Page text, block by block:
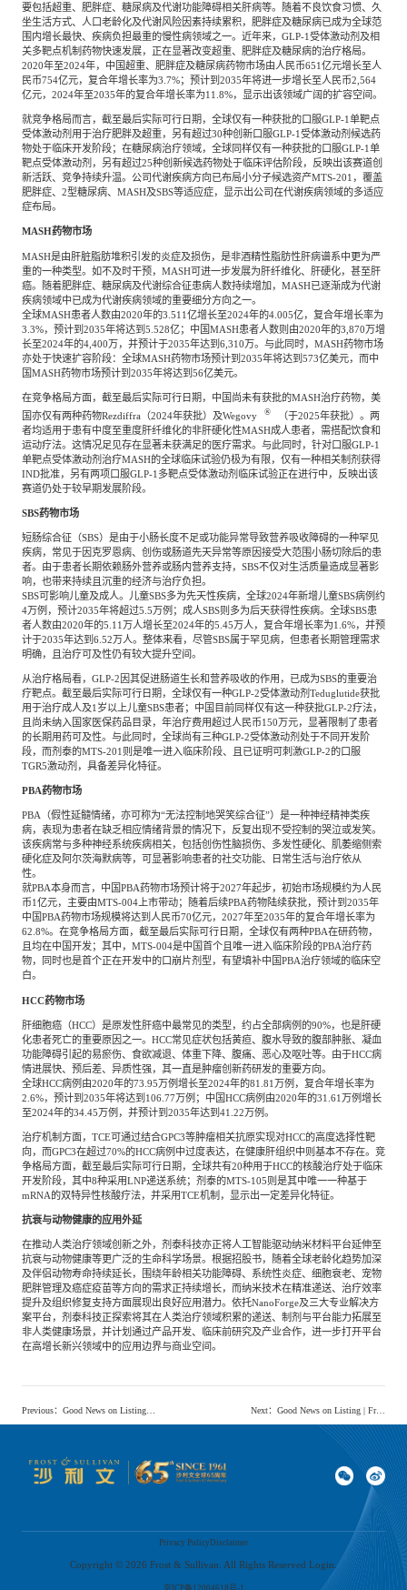
要包括超重、肥胖症、糖尿病及代谢功能障碍相关肝病等。随着不良饮食习惯、久
坐生活方式、人口老龄化及代谢风险因素持续累积，肥胖症及糖尿病已成为全球范
围内增长最快、疾病负担最重的慢性病领域之一。近年来， GLP-1受体激动剂及相
关多靶点机制药物快速发展，正在显著改变超重、肥胖症及糖尿病的治疗格局。
2020年至2024年，中国超重、肥胖症及糖尿病药物市场由人民币651亿元增长至人
民币754亿元，复合年增长率为3.7%；预计到2035年将进一步增长至人民币2,564
亿元，2024年至2035年的复合年增长率为11.8%，显示出该领域广阔的扩容空间。
就竞争格局而言，截至最后实际可行日期，全球仅有一种获批的口服GLP-1单靶点
受体激动剂用于治疗肥胖及超重，另有超过30种创新口服GLP-1受体激动剂候选药
物处于临床开发阶段；在糖尿病治疗领域，全球同样仅有一种获批的口服GLP-1单
靶点受体激动剂，另有超过25种创新候选药物处于临床评估阶段，反映出该赛道创
新活跃、竞争持续升温。公司代谢疾病方向已布局小分子候选资产MTS-201，覆盖
肥胖症、2型糖尿病、MASH及SBS等适应症，显示出公司在代谢疾病领域的多适应
症布局。
MASH药物市场
MASH是由肝脏脂肪堆积引发的炎症及损伤，是非酒精性脂肪性肝病谱系中更为严
重的一种类型。如不及时干预，MASH可进一步发展为肝纤维化、肝硬化，甚至肝
癌。随着肥胖症、糖尿病及代谢综合征患病人数持续增加，MASH已逐渐成为代谢
疾病领域中已成为代谢疾病领域的重要细分方向之一。
全球MASH患者人数由2020年的3.511亿增长至2024年的4.005亿，复合年增长率为
3.3%，预计到2035年将达到5.528亿；中国MASH患者人数则由2020年的3,870万增
长至2024年的4,400万，并预计于2035年达到6,310万。与此同时，MASH药物市场
亦处于快速扩容阶段：全球MASH药物市场预计到2035年将达到573亿美元，而中
国MASH药物市场预计到2035年将达到56亿美元。
在竞争格局方面，截至最后实际可行日期，中国尚未有获批的MASH治疗药物，美
国亦仅有两种药物Rezdiffra（2024年获批）及Wegovy
® （于2025年获批）。两
者均适用于患有中度至重度肝纤维化的非肝硬化性MASH成人患者，需搭配饮食和
运动疗法。这情况足见存在显著未获满足的医疗需求。与此同时，针对口服GLP-1
单靶点受体激动剂治疗MASH的全球临床试验仍极为有限，仅有一种相关制剂获得
IND批准，另有两项口服GLP-1多靶点受体激动剂临床试验正在进行中，反映出该
赛道仍处于较早期发展阶段。
SBS药物市场
短肠综合征（SBS）是由于小肠长度不足或功能异常导致营养吸收障碍的一种罕见
疾病，常见于因克罗恩病、创伤或肠道先天异常等原因接受大范围小肠切除后的患
者。由于患者长期依赖肠外营养或肠内营养支持，SBS不仅对生活质量造成显著影
响，也带来持续且沉重的经济与治疗负担。
SBS可影响儿童及成人。儿童SBS多为先天性疾病，全球2024年新增儿童SBS病例约
4万例，预计2035年将超过5.5万例；成人SBS则多为后天获得性疾病。全球SBS患
者人数由2020年的5.11万人增长至2024年的5.45万人，复合年增长率为1.6%，并预
计于2035年达到6.52万人。整体来看，尽管SBS属于罕见病，但患者长期管理需求
明确，且治疗可及性仍有较大提升空间。
从治疗格局看， GLP-2因其促进肠道生长和营养吸收的作用，已成为SBS的重要治
疗靶点。截至最后实际可行日期，全球仅有一种GLP-2受体激动剂Teduglutide获批
用于治疗成人及1岁以上儿童SBS患者；中国目前同样仅有这一种获批GLP-2疗法，
且尚未纳入国家医保药品目录，年治疗费用超过人民币150万元，显著限制了患者
的长期用药可及性。与此同时，全球尚有三种GLP-2受体激动剂处于不同开发阶
段，而剂泰的MTS-201则是唯一进入临床阶段、且已证明可刺激GLP-2的口服
TGR5激动剂，具备差异化特征。
PBA药物市场
PBA（假性延髓情绪，亦可称为“无法控制地哭笑综合征”）是一种神经精神类疾
病，表现为患者在缺乏相应情绪背景的情况下，反复出现不受控制的哭泣或发笑。
该疾病常与多种神经系统疾病相关，包括创伤性脑损伤、多发性硬化、肌萎缩侧索
硬化症及阿尔茨海默病等，可显著影响患者的社交功能、日常生活与治疗依从
性。
就PBA本身而言，中国PBA药物市场预计将于2027年起步，初始市场规模约为人民
币1亿元，主要由MTS-004上市带动；随着后续PBA药物陆续获批，预计到2035年
中国PBA药物市场规模将达到人民币70亿元，2027年至2035年的复合年增长率为
62.8%。在竞争格局方面，截至最后实际可行日期，全球仅有两种PBA在研药物，
且均在中国开发；其中，MTS-004是中国首个且唯一进入临床阶段的PBA治疗药
物，同时也是首个正在开发中的口崩片剂型，有望填补中国PBA治疗领域的临床空
白。
HCC药物市场
肝细胞癌（HCC）是原发性肝癌中最常见的类型，约占全部病例的90%，也是肝硬
化患者死亡的重要原因之一。HCC常见症状包括黄疸、腹水导致的腹部肿胀、凝血
功能障碍引起的易瘀伤、食欲减退、体重下降、腹痛、恶心及呕吐等。由于HCC病
情进展快、预后差、异质性强，其一直是肿瘤创新药研发的重要方向。
全球HCC病例由2020年的73.95万例增长至2024年的81.81万例，复合年增长率为
2.6%，预计到2035年将达到106.77万例；中国HCC病例由2020年的31.61万例增长
至2024年的34.45万例，并预计到2035年达到41.22万例。
治疗机制方面， TCE可通过结合GPC3等肿瘤相关抗原实现对HCC的高度选择性靶
向，而GPC3在超过70%的HCC病例中过度表达，在健康肝组织中则基本不存在。竞
争格局方面，截至最后实际可行日期，全球共有20种用于HCC的核酸治疗处于临床
开发阶段，其中8种采用LNP递送系统；剂泰的MTS-105则是其中唯一一种基于
mRNA的双特异性核酸疗法，并采用TCE机制，显示出一定差异化特征。
抗衰与动物健康的应用外延
在推动人类治疗领域创新之外，剂泰科技亦正将人工智能驱动纳米材料平台延伸至
抗衰与动物健康等更广泛的生命科学场景。根据招股书，随着全球老龄化趋势加深
及伴侣动物寿命持续延长，围绕年龄相关功能障碍、系统性炎症、细胞衰老、宠物
肥胖管理及癌症疫苗等方向的需求正持续增长，而纳米技术在精准递送、治疗效率
提升及组织修复支持方面展现出良好应用潜力。依托NanoForge及三大专业解决方
案平台，剂泰科技正探索将其在人类治疗领域积累的递送、制剂与平台能力拓展至
非人类健康场景，并计划通过产品开发、临床前研究及产业合作，进一步打开平台
在高增长新兴领域中的应用边界与商业空间。
Previous： Good News on Listing | Frost & Sullivan Assists Micware Co., Ltd. in Successfully Going Public in the US (MWC.US) Next： Good News on Listing | Frost & Sullivan Assists Kefu Medical Technology Co., Ltd. (1187.HK) in Successful Listing on the Hong Kong Stock Exchange
Privacy PolicyDisclaimer
Copyright © 2026 Frost & Sullivan. All Rights Reserved Login.